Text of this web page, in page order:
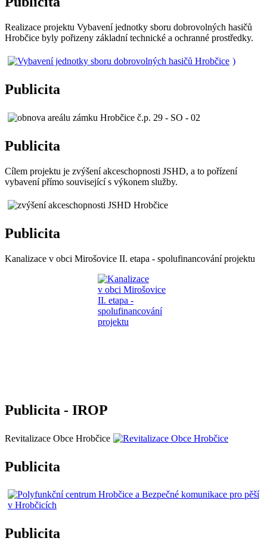
Realizace projektu Vybavení jednotky sboru dobrovolných hasičů
Hrobčice byly pořizeny základní technické a ochranné prostředky.
)
Publicita
Publicita
Cílem projektu je zvýšení akceschopnosti JSHD, a to pořízení
vybavení přímo související s výkonem služby.
Publicita
Kanalizace v obci Mirošovice II. etapa - spolufinancování projektu
Publicita - IROP
Revitalizace Obce Hrobčice
Publicita
Publicita